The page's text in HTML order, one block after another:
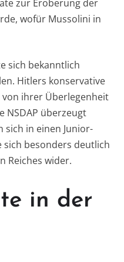
zur Eroberung der
wofür Mussolini in
sich bekanntlich
Hitlers konservative
ihrer Überlegenheit
NSDAP überzeugt
sich in einen Junior-
sich besonders deutlich
Reiches wider.
in der